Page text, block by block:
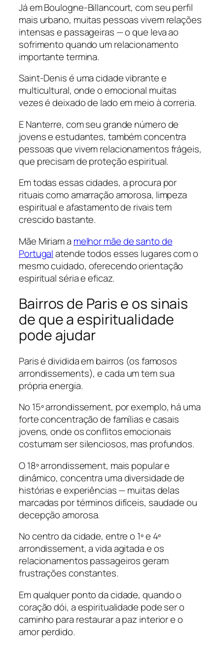
Já em Boulogne-Billancourt, com seu perfil
mais urbano, muitas pessoas vivem relações
intensas e passageiras — o que leva ao
sofrimento quando um relacionamento
importante termina.
Saint-Denis é uma cidade vibrante e
multicultural, onde o emocional muitas
vezes é deixado de lado em meio à correria.
E Nanterre, com seu grande número de
jovens e estudantes, também concentra
pessoas que vivem relacionamentos frágeis,
que precisam de proteção espiritual.
Em todas essas cidades, a procura por
rituais como amarração amorosa, limpeza
espiritual e afastamento de rivais tem
crescido bastante.
Mãe Miriam a melhor mãe de santo de
Portugalatende todos esses lugares com o
mesmo cuidado, oferecendo orientação
espiritual séria e eficaz.
Bairros de Paris e os sinais
de que a espiritualidade
pode ajudar
Paris é dividida em bairros (os famosos
arrondissements), e cada um tem sua
própria energia.
No 15º arrondissement, por exemplo, há uma
forte concentração de famílias e casais
jovens, onde os conflitos emocionais
costumam ser silenciosos, mas profundos.
O 18º arrondissement, mais popular e
dinâmico, concentra uma diversidade de
histórias e experiências — muitas delas
marcadas por términos difíceis, saudade ou
decepção amorosa.
No centro da cidade, entre o 1º e 4º
arrondissement, a vida agitada e os
relacionamentos passageiros geram
frustrações constantes.
Em qualquer ponto da cidade, quando o
coração dói, a espiritualidade pode ser o
caminho para restaurar a paz interior e o
amor perdido.